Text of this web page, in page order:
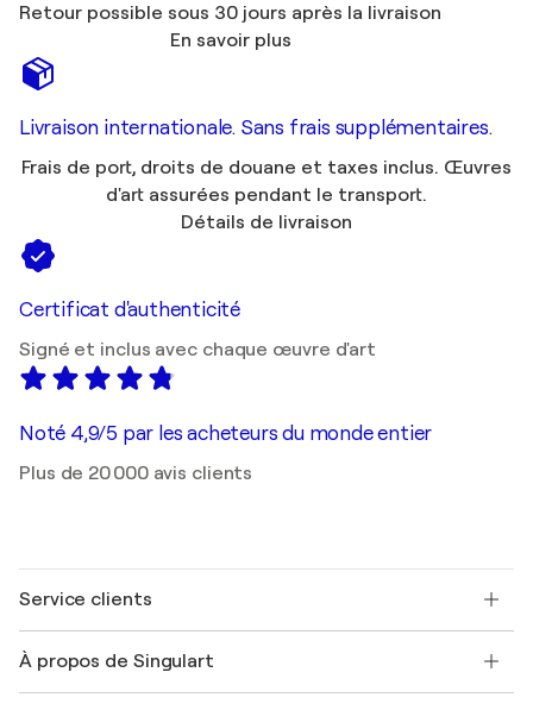
Retour possible sous 30 jours après la livraison
En savoir plus
Livraison internationale. Sans frais supplémentaires.
Frais de port, droits de douane et taxes inclus. Œuvres
d'art assurées pendant le transport.
Détails de livraison
Certificat d'authenticité
Signé et inclus avec chaque œuvre d'art
Noté 4,9/5 par les acheteurs du monde entier
Plus de 20 000 avis clients
Service clients
Expédition
À propos de Singulart